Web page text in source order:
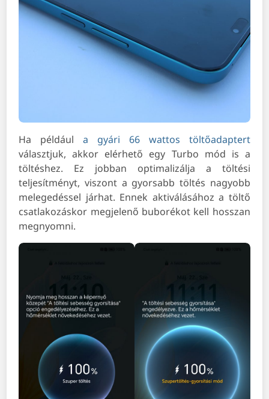
Ha példáula gyári 66 wattos töltőadaptert
választjuk, akkor elérhető egy Turbo mód is a
töltéshez. Ez jobban optimalizálja a töltési
teljesítményt, viszont a gyorsabb töltés nagyobb
melegedéssel járhat. Ennek aktiválásához a töltő
csatlakozáskor megjelenő buborékot kell hosszan
megnyomni.